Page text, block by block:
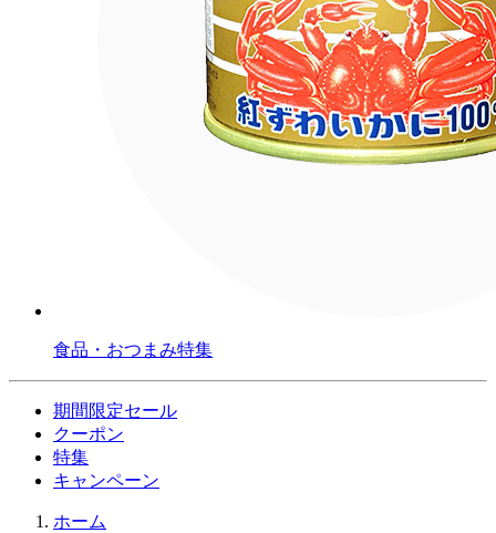
食品・おつまみ特集
期間限定セール
クーポン
特集
キャンペーン
ホーム